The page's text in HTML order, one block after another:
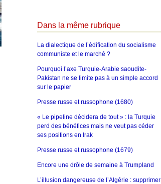
Dans la même rubrique
La dialectique de l’édification du socialisme
communiste et le marché ?
Pourquoi l’axe Turquie-Arabie saoudite-
Pakistan ne se limite pas à un simple accord
sur le papier
Presse russe et russophone (1680)
« Le pipeline décidera de tout » : la Turquie
perd des bénéfices mais ne veut pas céder
ses positions en Irak
Presse russe et russophone (1679)
Encore une drôle de semaine à Trumpland
L’illusion dangereuse de l’Algérie : supprimer